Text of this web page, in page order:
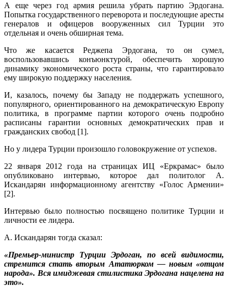
А еще через год армия решила убрать партию Эрдогана.
Попытка государственного переворота и последующие аресты
генералов и офицеров вооруженных сил Турции это
отдельная и очень обширная тема.
Что же касается Реджепа Эрдогана, то он сумел,
воспользовавшись конъюнктурой, обеспечить хорошую
динамику экономического роста страны, что гарантировало
ему широкую поддержку населения.
И, казалось, почему бы Западу не поддержать успешного,
популярного, ориентированного на демократическую Европу
политика, в программе партии которого очень подробно
расписаны гарантии основных демократических прав и
гражданских свобод [1].
Но у лидера Турции произошло головокружение от успехов.
22 января 2012 года на страницах ИЦ «Еркрамас» было
опубликовано интервью, которое дал политолог А.
Искандарян информационному агентству «Голос Армении»
[2].
Интервью было полностью посвящено политике Турции и
личности ее лидера.
А. Искандарян тогда сказал:
«Премьер-министр Турции Эрдоган, по всей видимости,
стремится стать вторым Ататюрком — новым «отцом
народа». Вся имиджевая стилистика Эрдогана нацелена на
это».